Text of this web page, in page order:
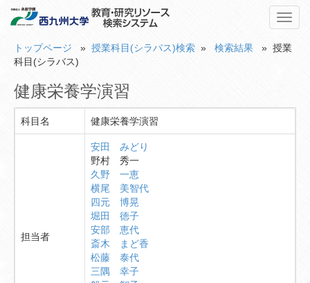
トップページ » 授業科目(シラバス)検索 » 検索結果 » 授業
科目(シラバス)
健康栄養学演習
科目名 健康栄養学演習
担当者
安田 みどり
野村 秀一
久野 一恵
横尾 美智代
四元 博晃
堀田 徳子
安部 恵代
斎木 まど香
松藤 泰代
三隅 幸子